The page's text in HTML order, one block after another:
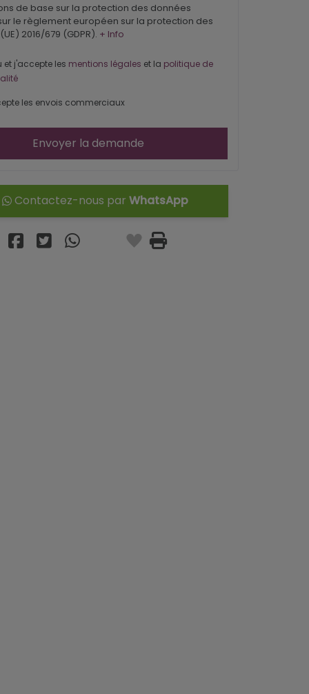
de base sur la protection des données
le règlement européen sur la protection des
2016/679 (GDPR). + Info
et j'accepte les mentions légales et la politique de
les envois commerciaux
Envoyer la demande
Contactez-nous par WhatsApp